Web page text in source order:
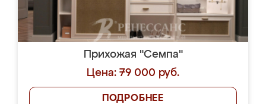
Прихожая "Семпа"
Цена: 79 000 руб.
ПОДРОБНЕЕ